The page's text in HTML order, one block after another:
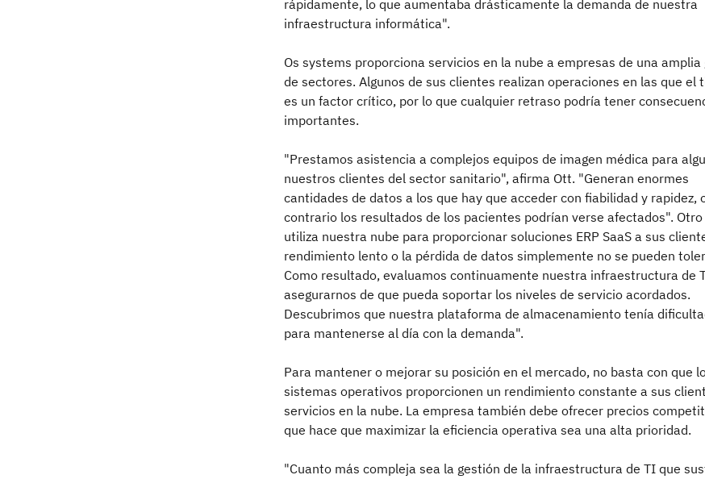
rápidamente, lo que aumentaba drásticamente la demanda de nuestra
infraestructura informática".
Os systems proporciona servicios en la nube a empresas de una amplia
de sectores. Algunos de sus clientes realizan operaciones en las que el
es un factor crítico, por lo que cualquier retraso podría tener
importantes.
"Prestamos asistencia a complejos equipos de imagen médica para
nuestros clientes del sector sanitario", afirma Ott. "Generan enormes
cantidades de datos a los que hay que acceder con fiabilidad y rapidez,
contrario los resultados de los pacientes podrían verse afectados".
utiliza nuestra nube para proporcionar soluciones ERP SaaS a sus
rendimiento lento o la pérdida de datos simplemente no se pueden
Como resultado, evaluamos continuamente nuestra infraestructura de
asegurarnos de que pueda soportar los niveles de servicio acordados.
Descubrimos que nuestra plataforma de almacenamiento tenía
para mantenerse al día con la demanda".
Para mantener o mejorar su posición en el mercado, no basta con que
sistemas operativos proporcionen un rendimiento constante a sus
servicios en la nube. La empresa también debe ofrecer precios
que hace que maximizar la eficiencia operativa sea una alta prioridad.
"Cuanto más compleja sea la gestión de la infraestructura de TI que